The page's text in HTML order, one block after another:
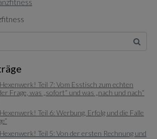
Teil 7: Vom Esstisch zum echten
Frage, was „sofort“ und was „nach und nach“
Teil 6: Werbung, Erfolg und die Falle
Teil 5: Von der ersten Rechnung und